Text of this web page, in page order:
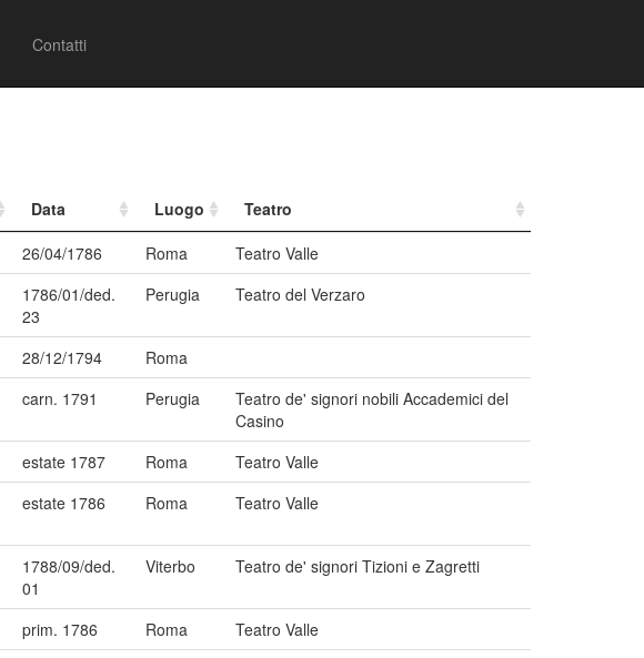
Contatti
Data Luogo
Teatro
26/04/1786 Roma
Teatro Valle
1786/01/ded.
23
Perugia Teatro del Verzaro
28/12/1794
Roma
carn. 1791 Perugia
Teatro de' signori nobili Accademici del
Casino
estate 1787 Roma
Teatro Valle
estate 1786 Roma Teatro Valle
1788/09/ded.
01
Viterbo Teatro de' signori Tizioni e Zagretti
prim. 1786 Roma
Teatro Valle